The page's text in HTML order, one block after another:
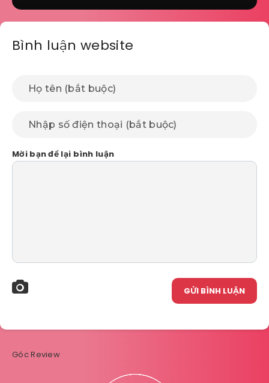
Bình luận website
Mời bạn để lại bình luận
GỬI BÌNH LUẬN
Góc Review